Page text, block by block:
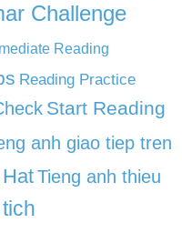
Challenge
Reading
Reading Practice
Start Reading
anh giao tiep tren
Tieng anh thieu